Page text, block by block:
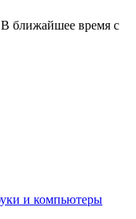
ближайшее время с
и компьютеры